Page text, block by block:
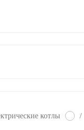
котлы /